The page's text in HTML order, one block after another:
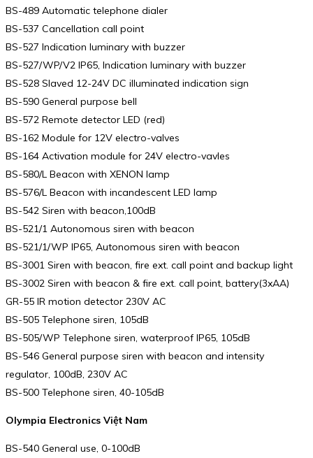
BS-489 Automatic telephone dialer
BS-537 Cancellation call point
BS-527 Indication luminary with buzzer
BS-527/WP/V2 IP65, Indication luminary with buzzer
BS-528 Slaved 12-24V DC illuminated indication sign
BS-590 General purpose bell
BS-572 Remote detector LED (red)
BS-162 Module for 12V electro-valves
BS-164 Activation module for 24V electro-vavles
BS-580/L Beacon with XENON lamp
BS-576/L Beacon with incandescent LED lamp
BS-542 Siren with beacon,100dB
BS-521/1 Autonomous siren with beacon
BS-521/1/WP IP65, Autonomous siren with beacon
BS-3001 Siren with beacon, fire ext. call point and backup light
BS-3002 Siren with beacon & fire ext. call point, battery(3xAA)
GR-55 IR motion detector 230V AC
BS-505 Telephone siren, 105dB
BS-505/WP Telephone siren, waterproof IP65, 105dB
BS-546 General purpose siren with beacon and intensity
regulator, 100dB, 230V AC
BS-500 Telephone siren, 40-105dB
Olympia Electronics Việt Nam
BS-540 General use, 0-100dB